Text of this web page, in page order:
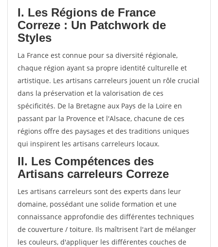
I. Les Régions de France
Correze : Un Patchwork de
Styles
La France est connue pour sa diversité régionale,
chaque région ayant sa propre identité culturelle et
artistique. Les artisans carreleurs jouent un rôle crucial
dans la préservation et la valorisation de ces
spécificités. De la Bretagne aux Pays de la Loire en
passant par la Provence et l'Alsace, chacune de ces
régions offre des paysages et des traditions uniques
qui inspirent les artisans carreleurs locaux.
II. Les Compétences des
Artisans carreleurs Correze
Les artisans carreleurs sont des experts dans leur
domaine, possédant une solide formation et une
connaissance approfondie des différentes techniques
de couverture / toiture. Ils maîtrisent l'art de mélanger
les couleurs, d'appliquer les différentes couches de